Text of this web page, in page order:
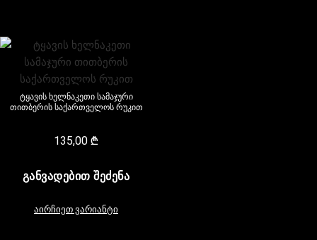
ტყავის ხელნაკეთი სამაჯური
თითბერის საქართველოს რუკით
135,00₾
ᲒᲐᲜᲕᲐᲓᲔᲑᲘᲗ ᲨᲔᲫᲔᲜᲐ
აირჩიეთ ვარიანტი